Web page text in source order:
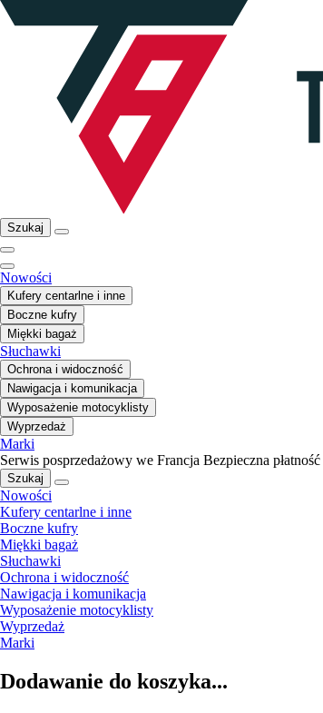
Szukaj
Nowości
Kufery centarlne i inne
Boczne kufry
Miękki bagaż
Słuchawki
Ochrona i widoczność
Nawigacja i komunikacja
Wyposażenie motocyklisty
Wyprzedaż
Marki
Serwis posprzedażowy we Francja Bezpieczna płatność
Szukaj
Nowości
Kufery centarlne i inne
Boczne kufry
Miękki bagaż
Słuchawki
Ochrona i widoczność
Nawigacja i komunikacja
Wyposażenie motocyklisty
Wyprzedaż
Marki
Dodawanie do koszyka...